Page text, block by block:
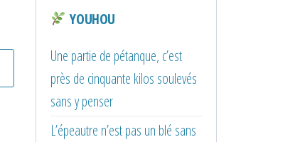
YOUHOU
Une partie de pétanque, c’est
près de cinquante kilos soulevés
sans y penser
L’épeautre n’est pas un blé sans